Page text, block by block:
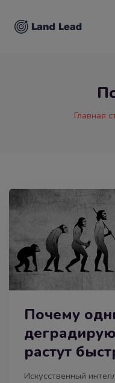
Главная
Почему
растут
Искусственный